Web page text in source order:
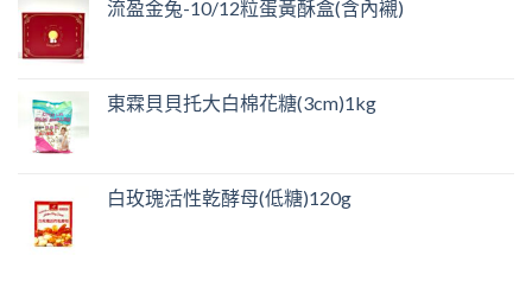
流盈金兔-10/12粒蛋黃酥盒(含內襯)
東霖貝貝托大白棉花糖(3cm)1kg
白玫瑰活性乾酵母(低糖)120g